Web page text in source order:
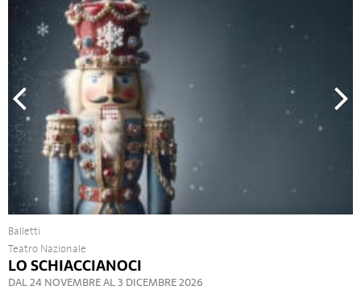
Balletti
Teatro Nazionale
LO SCHIACCIANOCI
DAL 24 NOVEMBRE AL 3 DICEMBRE 2026